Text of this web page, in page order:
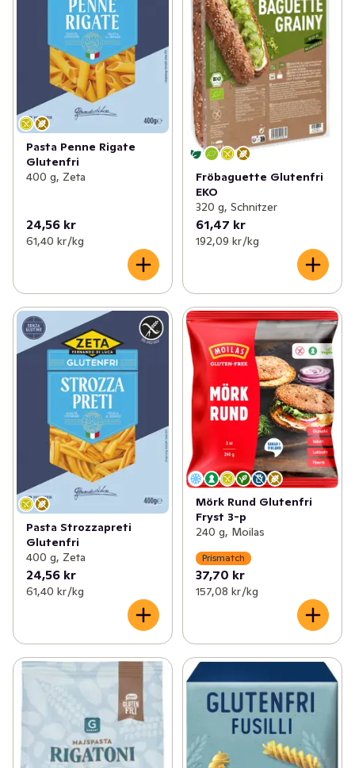
Pasta Penne Rigate
Glutenfri
400 g, Zeta
24,56 kr
61,40 kr /kg
Fröbaguette Glutenfri
EKO
320 g, Schnitzer
61,47 kr
192,09 kr /kg
Pasta Strozzapreti
Glutenfri
400 g, Zeta
24,56 kr
61,40 kr /kg
Mörk Rund Glutenfri
Fryst 3-p
240 g, Moilas
Prismatch
37,70 kr
157,08 kr /kg